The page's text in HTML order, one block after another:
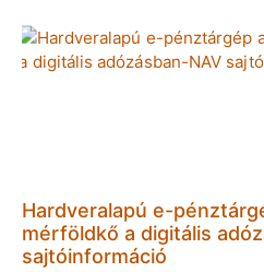
Hardveralapú e-
mérföldkő a digitális
sajtóinformáció